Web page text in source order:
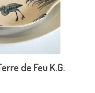
de Feu K.G.